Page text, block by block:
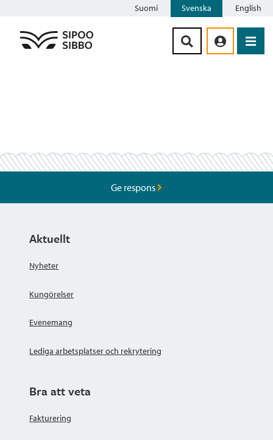
Suomi Svenska English
Ge respons
Aktuellt
Nyheter
Kungörelser
Evenemang
Lediga arbetsplatser och rekrytering
Bra att veta
Fakturering